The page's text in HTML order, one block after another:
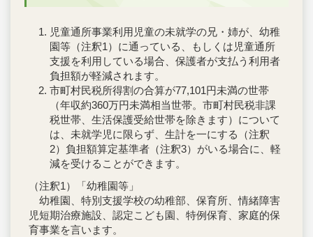
児童通所事業利用児童の未就学の兄・姉が、幼稚
園等（注釈1）に通っている、もしくは児童通所
支援を利用している場合、保護者が支払う利用者
負担額が軽減されます。
市町村民税所得割の合算が77,101円未満の世帯
（年収約360万円未満相当世帯。市町村民税非課
税世帯、生活保護受給世帯を除きます）について
は、未就学児に限らず、生計を一にする（注釈
2）負担額算定基準者（注釈3）がいる場合に、軽
減を受けることができます。
（注釈1）「幼稚園等」
幼稚園、特別支援学校の幼稚部、保育所、情緒障害
児短期治療施設、認定こども園、特例保育、家庭的保
育事業を言います。